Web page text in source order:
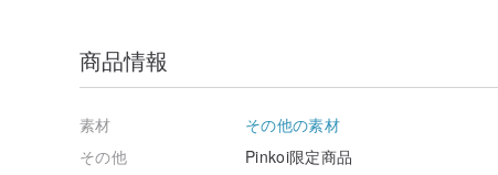
商品情報
素材
その他の素材
その他
Pinkoi限定商品